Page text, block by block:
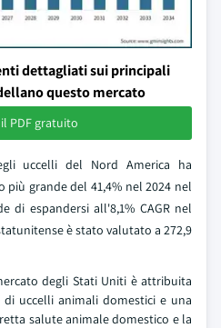
dettagliati sui principali
questo mercato
PDF gratuito
uccelli del Nord America ha
grande del 41,4% nel 2024 nel
di espandersi all'8,1% CAGR nel
è stato valutato a 272,9
degli Stati Uniti è attribuita
di uccelli animali domestici e una
salute animale domestico e la